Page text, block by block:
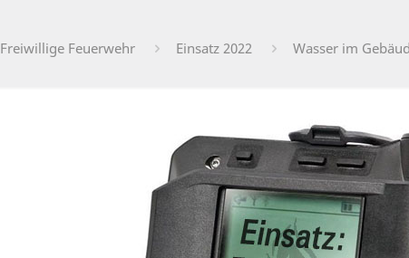
Freiwillige Feuerwehr Einsatz 2022 Wasser im